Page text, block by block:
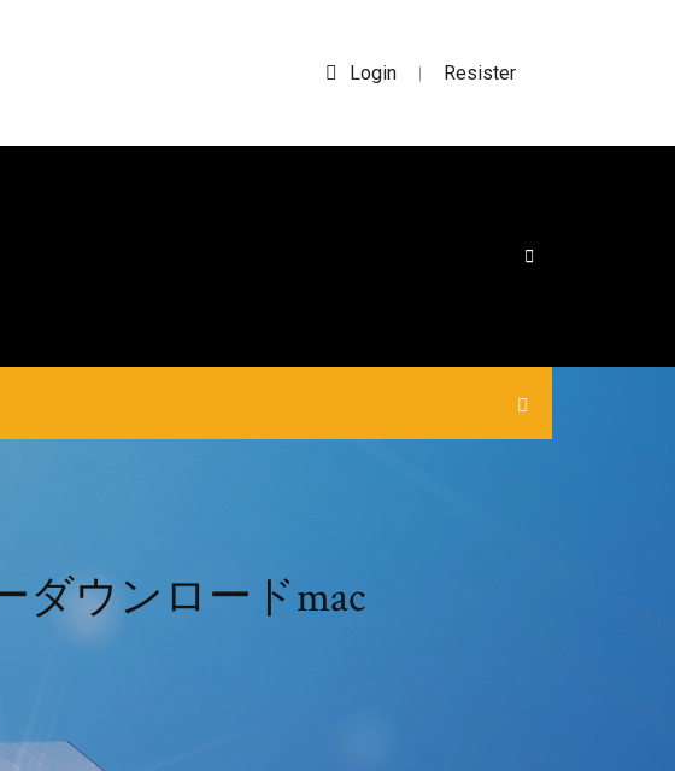
Login | Resister
ダウンロードmac